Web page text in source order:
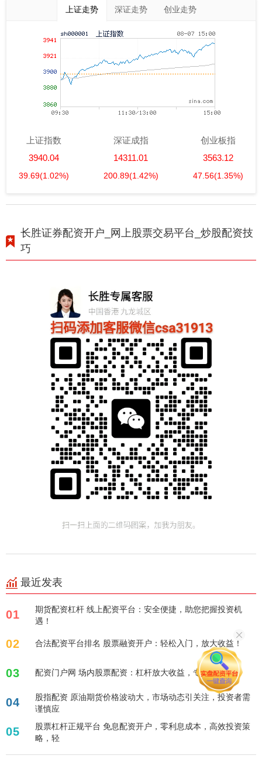
上证走势 深证走势 创业走势
上证指数
3940.04
39.69(1.02%)
深证成指
14311.01
200.89(1.42%)
创业板指
3563.12
47.56(1.35%)
长胜证券配资开户_网上股票交易平台_炒股配资技
巧
最近发表
01
期货配资杠杆 线上配资平台：安全便捷，助您把握投资机
遇！
02 合法配资平台排名 股票融资开户：轻松入门，放大收益！
03 配资门户网 场内股票配资：杠杆放大收益，专业平台助力
04
股指配资 原油期货价格波动大，市场动态引关注，投资者需
谨慎应
05
股票杠杆正规平台 免息配资开户，零利息成本，高效投资策
略，轻